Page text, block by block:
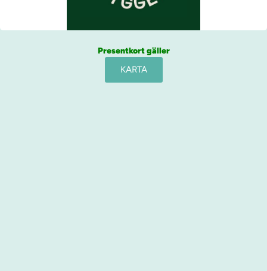
Presentkort gäller
KARTA